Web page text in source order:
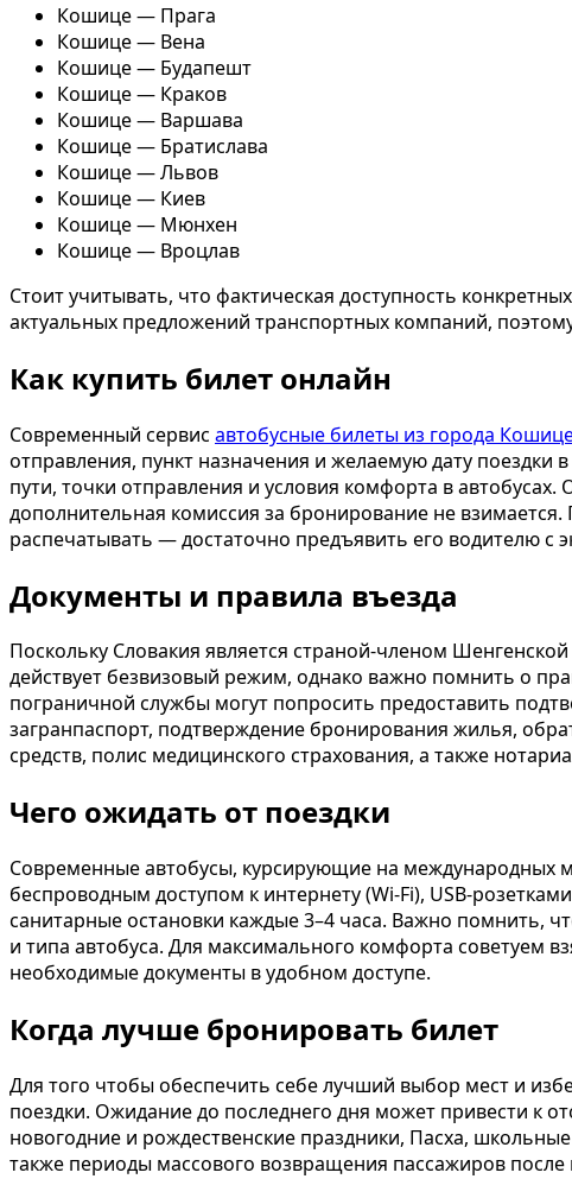
Кошице — Прага
Кошице — Вена
Кошице — Будапешт
Кошице — Краков
Кошице — Варшава
Кошице — Братислава
Кошице — Львов
Кошице — Киев
Кошице — Мюнхен
Кошице — Вроцлав
Стоит учитывать, что фактическая доступность
актуальных предложений транспортных компаний,
Как купить билет онлайн
Современный сервис автобусные билеты из города
отправления, пункт назначения и желаемую дату поездки
пути, точки отправления и условия комфорта в
дополнительная комиссия за бронирование не
распечатывать — достаточно предъявить его водителю с
Документы и правила въезда
Поскольку Словакия является страной-членом
действует безвизовый режим, однако важно помнить о
пограничной службы могут попросить предоставить
загранпаспорт, подтверждение бронирования жилья,
средств, полис медицинского страхования, а также
Чего ожидать от поездки
Современные автобусы, курсирующие на
беспроводным доступом к интернету (Wi-Fi), USB-
санитарные остановки каждые 3–4 часа. Важно помнить,
и типа автобуса. Для максимального комфорта советуем
необходимые документы в удобном доступе.
Когда лучше бронировать билет
Для того чтобы обеспечить себе лучший выбор мест и
поездки. Ожидание до последнего дня может привести к
новогодние и рождественские праздники, Пасха,
также периоды массового возвращения пассажиров